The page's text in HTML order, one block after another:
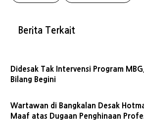
Berita Terkait
Didesak Tak Intervensi Program
Bilang Begini
Wartawan di Bangkalan Desak
Maaf atas Dugaan Penghinaan